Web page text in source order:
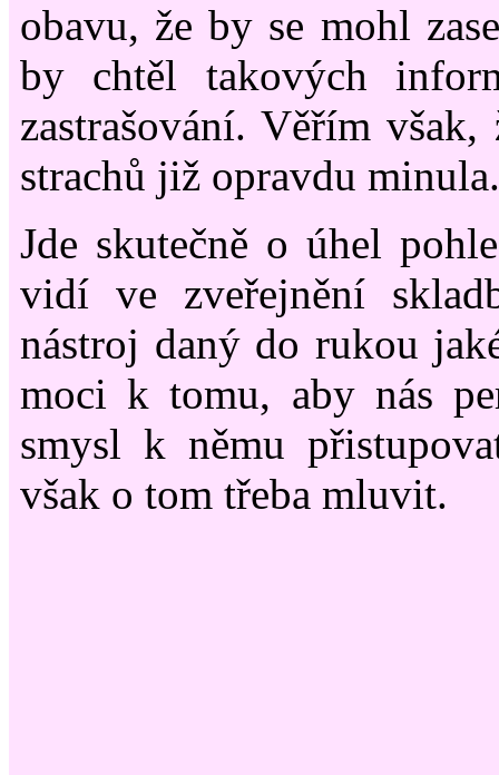
obavu, že by se mohl
by chtěl takových
zastrašování. Věřím
strachů již opravdu minula.
Jde skutečně o úhel
vidí ve zveřejnění
nástroj daný do rukou
moci k tomu, aby nás
smysl k němu
však o tom třeba mluvit.